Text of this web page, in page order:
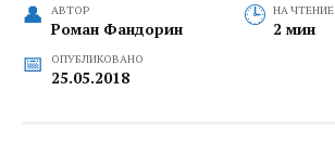
АВТОР
Роман Фандорин
НА ЧТЕНИЕ
2 мин
ОПУБЛИКОВАНО
25.05.2018